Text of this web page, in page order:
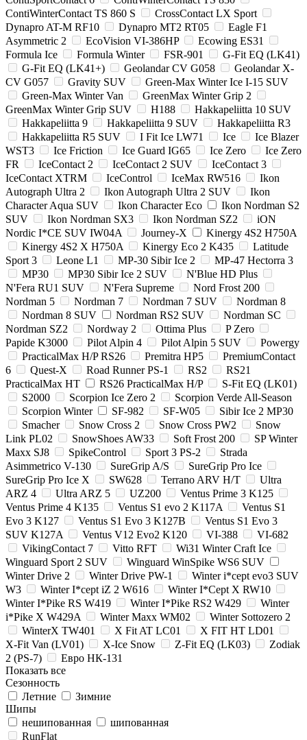
ContiWinterContact TS 860 S
CrossContact LX Sport
Dynapro AT-M RF10
Dynapro MT2 RT05
Eagle F1
Asymmetric 2
EcoVision VI-386HP
Ecowing ES31
Formula Ice
Formula Winter FSR-901
G-Fit EQ (LK41)
G-Fit EQ (LK41+)
Geolandar CV G058
Geolandar X-
CV G057
Gravity SUV
Green-Max Winter Ice I-15 SUV
Green-Max Winter Van
GreenMax Winter Grip 2
GreenMax Winter Grip SUV
H188
Hakkapeliitta 10 SUV
Hakkapeliitta 9
Hakkapeliitta 9 SUV
Hakkapeliitta R3
Hakkapeliitta R5 SUV
I Fit Ice LW71 Ice
Ice Blazer
WST3
Ice Friction Ice Guard IG65 Ice Zero
Ice Zero
FR
IceContact 2 IceContact 2 SUV
IceContact 3
IceContact XTRM
IceControl IceMax RW516
Ikon
Autograph Ultra 2
Ikon Autograph Ultra 2 SUV
Ikon
Character Aqua SUV
Ikon Character Eco
Ikon Nordman S2
SUV
Ikon Nordman SX3 Ikon Nordman SZ2
iON
Nordic I*CE SUV IW04A
Journey-X
Kinergy 4S2 H750A
Kinergy 4S2 X H750A
Kinergy Eco 2 K435
Latitude
Sport 3
Leone L1 MP-30 Sibir Ice 2
MP-47 Hectorra 3
MP30
MP30 Sibir Ice 2 SUV
N'Blue HD Plus
N'Fera RU1 SUV
N'Fera Supreme
Nord Frost 200
Nordman 5
Nordman 7 Nordman 7 SUV
Nordman 8
Nordman 8 SUV
Nordman RS2 SUV
Nordman SC
Nordman SZ2
Nordway 2 Ottima Plus
P Zero
Papide K3000
Pilot Alpin 4 Pilot Alpin 5 SUV
Powergy
PracticalMax H/P RS26
Premitra HP5
PremiumContact
6
Quest-X Road Runner PS-1 RS2
RS21
PracticalMax HT
RS26 PracticalMax H/P
S-Fit EQ (LK01)
S2000
Scorpion Ice Zero 2
Scorpion Verde All-Season
Scorpion Winter
SF-982 SF-W05
Sibir Ice 2 MP30
Smacher
Snow Cross 2 Snow Cross PW2
Snow
Link PL02
SnowShoes AW33 Soft Frost 200
SP Winter
Maxx SJ8
SpikeControl Sport 3 PS-2
Strada
Asimmetrico V-130
SureGrip A/S
SureGrip Pro Ice
SureGrip Pro Ice X
SW628 Terrano ARV H/T
Ultra
ARZ 4
Ultra ARZ 5 UZ200
Ventus Prime 3 K125
Ventus Prime 4 K135
Ventus S1 evo 2 K117A
Ventus S1
Evo 3 K127
Ventus S1 Evo 3 K127B
Ventus S1 Evo 3
SUV K127A
Ventus V12 Evo2 K120 VI-388
VI-682
VikingContact 7
Vitto RFT
Wi31 Winter Craft Ice
Winguard Sport 2 SUV
Winguard WinSpike WS6 SUV
Winter Drive 2
Winter Drive PW-1
Winter i*cept evo3 SUV
W3
Winter I*cept iZ 2 W616
Winter I*Cept X RW10
Winter I*Pike RS W419
Winter I*Pike RS2 W429
Winter
i*Pike X W429A
Winter Maxx WM02
Winter Sottozero 2
WinterX TW401
X Fit AT LC01
X FIT HT LD01
X-Fit Van (LV01)
X-Ice Snow Z-Fit EQ (LK03)
Zodiak
2 (PS-7)
Евро НК-131
Показать все
Сезонность
Летние
Зимние
Шипы
нешипованная
шипованная
RunFlat